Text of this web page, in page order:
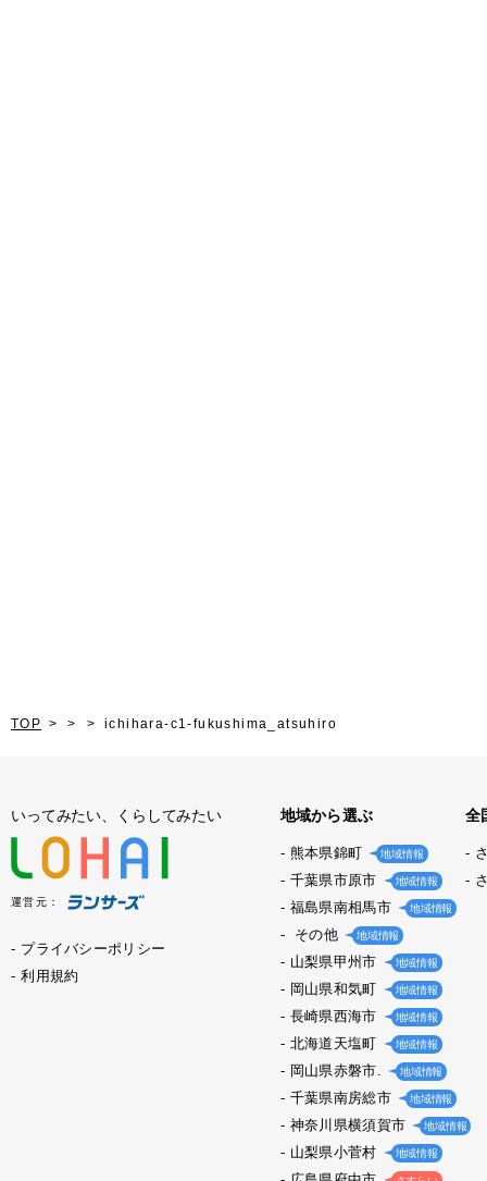
TOP ichihara-c1-fukushima_atsuhiro
いってみたい、くらしてみたい
運営元：
プライバシーポリシー
利用規約
地域から選ぶ
熊本県錦町 地域情報
千葉県市原市 地域情報
福島県南相馬市 地域情報
その他 地域情報
山梨県甲州市 地域情報
岡山県和気町 地域情報
長崎県西海市 地域情報
北海道天塩町 地域情報
岡山県赤磐市. 地域情報
千葉県南房総市 地域情報
神奈川県横須賀市 地域情報
山梨県小菅村 地域情報
全